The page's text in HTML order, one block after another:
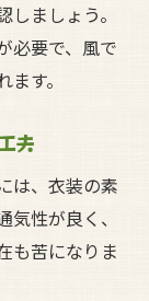
ましょう。
必要で、風で
す。
夫
は、衣装の素
性が良く、
も苦になりま